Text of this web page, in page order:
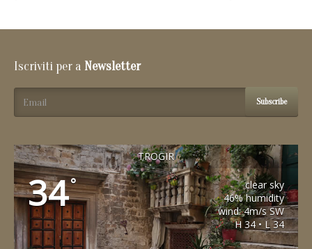
Iscriviti per a Newsletter
Subscribe
TROGIR
34°
clear sky
46% humidity
wind: 4m/s SW
H 34 • L 34